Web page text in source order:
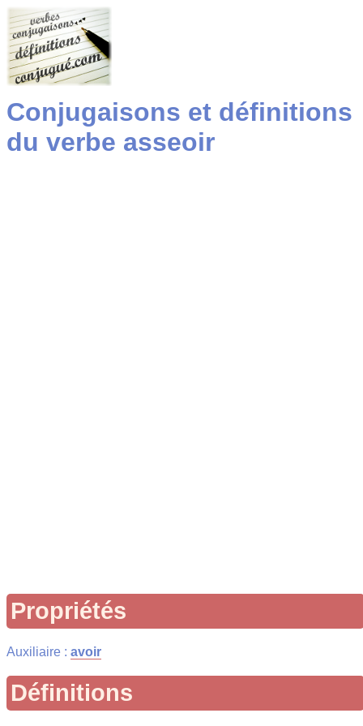
Conjugaisons et définitions
du verbe asseoir
Propriétés
Auxiliaire : avoir
Définitions